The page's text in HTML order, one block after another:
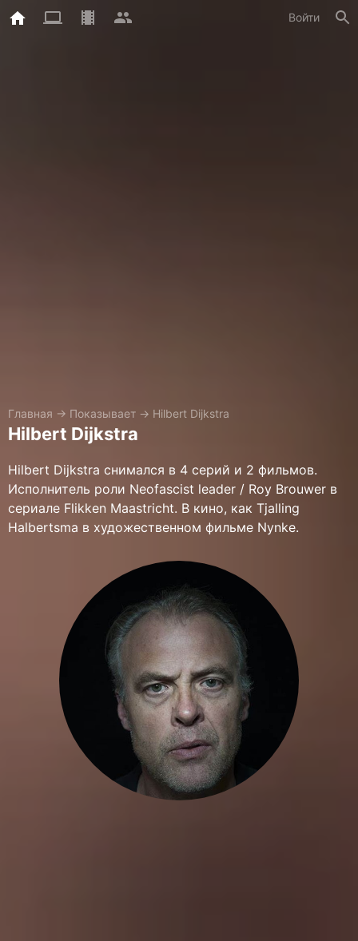
Войти
Главная → Показывает → Hilbert Dijkstra
Hilbert Dijkstra
Hilbert Dijkstra снимался в 4 серий и 2 фильмов.
Исполнитель роли Neofascist leader / Roy Brouwer в
сериале Flikken Maastricht. В кино, как Tjalling
Halbertsma в художественном фильме Nynke.